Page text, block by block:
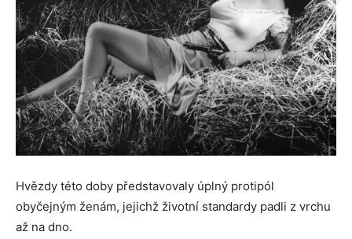
Hvězdy této doby představovaly úplný protipól
obyčejným ženám, jejichž životní standardy padli z vrchu
až na dno.